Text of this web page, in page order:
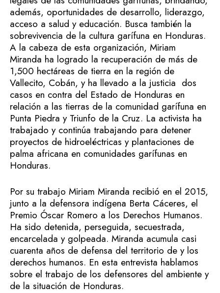
además, oportunidades de desarrollo, liderazgo,
acceso a salud y educación. Busca también la
sobrevivencia de la cultura garífuna en Honduras.
A la cabeza de esta organización, Miriam
Miranda ha logrado la recuperación de más de
1,500 hectáreas de tierra en la región de
Vallecito, Cobán, y ha llevado a la justicia dos
casos en contra del Estado de Honduras en
relación a las tierras de la comunidad garífuna en
Punta Piedra y Triunfo de la Cruz. La activista ha
trabajado y continúa trabajando para detener
proyectos de hidroeléctricas y plantaciones de
palma africana en comunidades garífunas en
Honduras.
Por su trabajo Miriam Miranda recibió en el 2015,
junto a la defensora indígena Berta Cáceres, el
Premio Óscar Romero a los Derechos Humanos.
Ha sido detenida, perseguida, secuestrada,
encarcelada y golpeada. Miranda acumula casi
cuarenta años de defensa del territorio de y los
derechos humanos. En esta entrevista hablamos
sobre el trabajo de los defensores del ambiente y
de la situación de Honduras.